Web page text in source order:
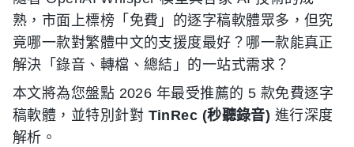
熟，市面上標榜「免費」的逐字稿軟體眾多，但究
竟哪一款對繁體中文的支援度最好？哪一款能真正
解決「錄音、轉檔、總結」的一站式需求？
本文將為您盤點 2026 年最受推薦的 5 款免費逐字
稿軟體，並特別針對 TinRec (秒聽錄音) 進行深度
解析。